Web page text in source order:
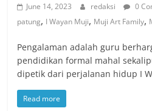
June 14, 2023 redaksi 0
patung, I Wayan Muji, Muji Art Family,
Pengalaman adalah guru
pendidikan formal mahal
dipetik dari perjalanan hidup I
Read more